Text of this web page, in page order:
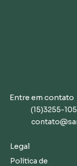
Entre em contato
(15)3255-
Legal
Política de